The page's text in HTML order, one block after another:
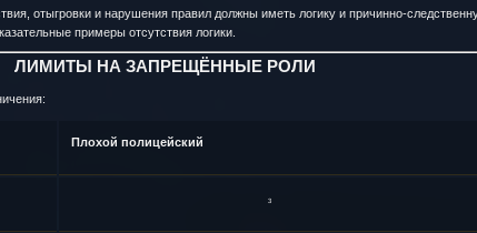
отыгровки и нарушения правил должны иметь логику и причинно-
примеры отсутствия логики.
ЛИМИТЫ НА ЗАПРЕЩЁННЫЕ РОЛИ
Плохой полицейский
3